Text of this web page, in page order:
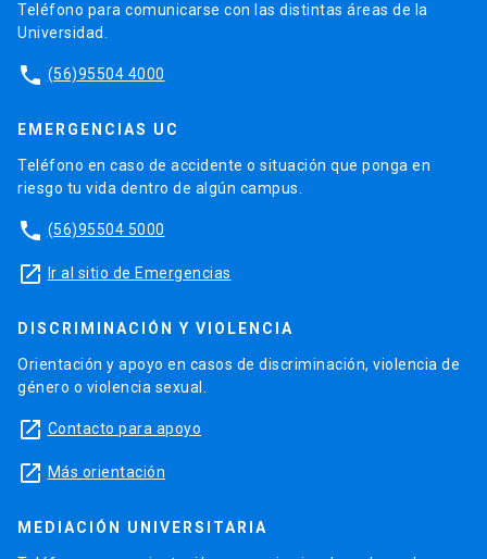
Teléfono para comunicarse con las distintas áreas de la
Universidad.
phone (56)95504 4000
EMERGENCIAS UC
Teléfono en caso de accidente o situación que ponga en
riesgo tu vida dentro de algún campus.
phone (56)95504 5000
launch Ir al sitio de Emergencias
DISCRIMINACIÓN Y VIOLENCIA
Orientación y apoyo en casos de discriminación, violencia de
género o violencia sexual.
launch Contacto para apoyo
launch Más orientación
MEDIACIÓN UNIVERSITARIA